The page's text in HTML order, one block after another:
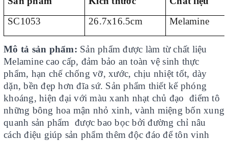
SC1053
26.7x16.5cm Melamine
Mô tả sản phẩm: Sản phẩm được làm từ chất liệu
Melamine cao cấp, đảm bảo an toàn vệ sinh thực
phẩm, hạn chế chống vỡ, xước, chịu nhiệt tốt, dày
dặn, bền đẹp hơn đĩa sứ. Sản phẩm thiết kế phóng
khoáng, hiện đại với màu xanh nhạt chủ đạo điểm tô
những bông hoa mận nhỏ xinh, vành miệng bốn xung
quanh sản phẩm được bao bọc bởi đường chỉ nâu
cách điệu giúp sản phẩm thêm độc đáo để tôn vinh